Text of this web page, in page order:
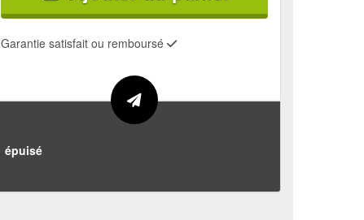
Garantie satisfait ou remboursé
épuisé